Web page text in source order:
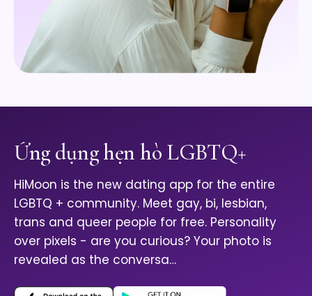
Ứng dụng hẹn hò LGBTQ+
HiMoon is the new dating app for the entire
LGBTQ + community. Meet gay, bi, lesbian,
trans and queer people for free. Personality
over pixels - are you curious? Your photo is
revealed as the conversa…